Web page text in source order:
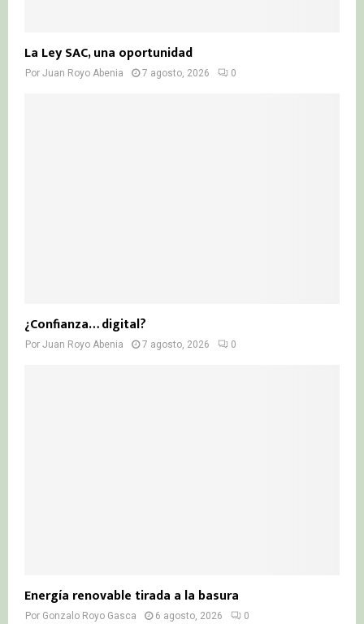
La Ley SAC, una oportunidad
Por Juan Royo Abenia 7 agosto, 2026 0
¿Confianza… digital?
Por Juan Royo Abenia 7 agosto, 2026 0
Energía renovable tirada a la basura
Por Gonzalo Royo Gasca 6 agosto, 2026 0